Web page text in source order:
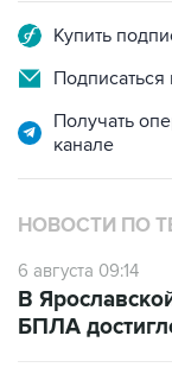
Купить
Подписаться
Получать
канале
НОВОСТИ ПО
6 августа 09:14
В
БПЛА